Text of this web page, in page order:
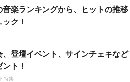
音楽ランキングから、ヒットの推移
ク！
、登壇イベント、サインチェキなど
ト！
特集